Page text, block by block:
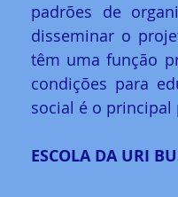
padrões de
disseminar o
têm uma função
condições para
social é o principal
ESCOLA DA URI